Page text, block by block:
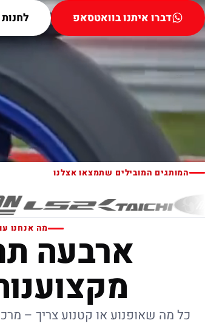
דברו איתנו בוואטסאפ
המותגים המובילים שתמצאו אצלנו
מה אנחנוארבעה
כל מה שאופנוע או קטנוע צריך –